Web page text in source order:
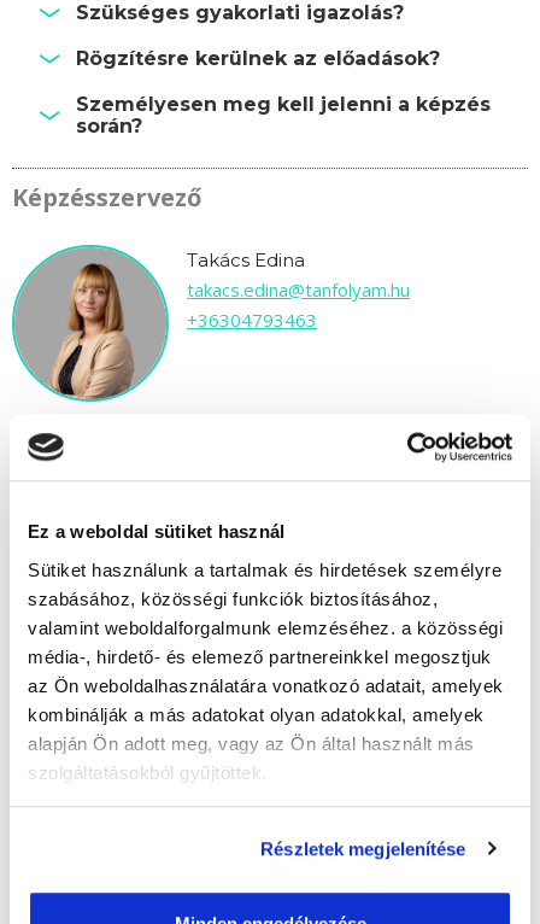
Ez a weboldal sütiket használ
Sütiket használunk a tartalmak és hirdetések személyre
szabásához, közösségi funkciók biztosításához,
valamint weboldalforgalmunk elemzéséhez. a közösségi
média-, hirdető- és elemező partnereinkkel megosztjuk
az Ön weboldalhasználatára vonatkozó adatait, amelyek
kombinálják a más adatokat olyan adatokkal, amelyek
alapján Ön adott meg, vagy az Ön által használt más
szolgáltatásokból gyűjtöttek.
Részletek megjelenítése
Szükséges gyakorlati igazolás?
Rögzítésre kerülnek az előadások?
Személyesen meg kell jelenni a képzés
során?
Képzésszervező
Takács Edina
takacs.edina@tanfolyam.hu
+36304793463
" M " csoport
82 nap az indulásig!
Időtartam: 3-4 hónap
Indulás időpontja:2026-10-30
Képzés ára:150 000 Ft
130.000 Ft-ra csökkenthető! Ősztől áremelés
várható!
Vizsgadíj:57 300 Ft
A vizsga díját a Katasztrófavédelmi
A csoport a meghirdetett időpontban